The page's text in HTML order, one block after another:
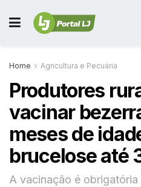
Home Agricultura e Pecuária
Produtores
vacinar
meses de
brucelose até
A vacinação é